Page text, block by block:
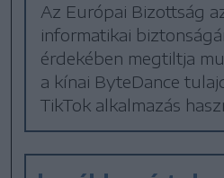
Az Európai Bizottság
informatikai
érdekében megtiltja
a kínai ByteDance
TikTok alkalmazás